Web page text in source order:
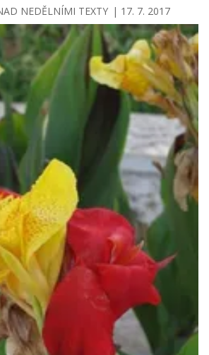
NEDĚLNÍMI TEXTY | 17. 7. 2017